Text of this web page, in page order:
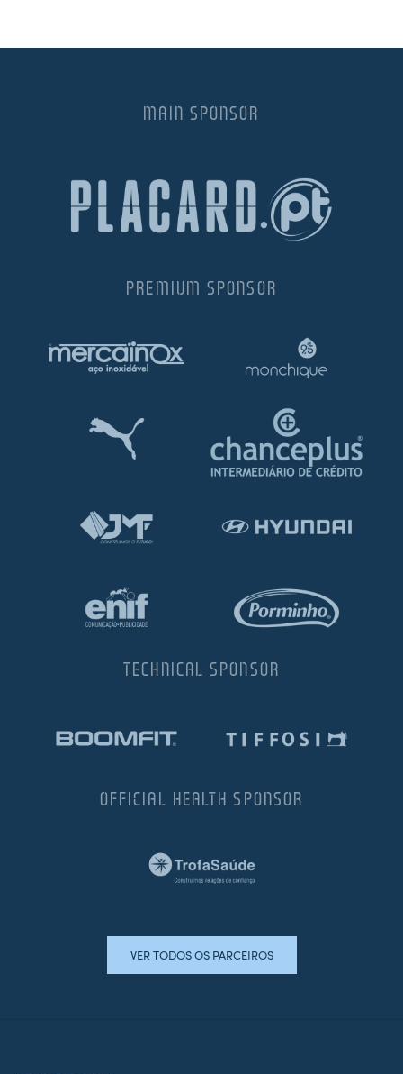
MAIN SPONSOR
PREMIUM SPONSOR
TECHNICAL SPONSOR
OFFICIAL HEALTH SPONSOR
VER TODOS OS PARCEIROS